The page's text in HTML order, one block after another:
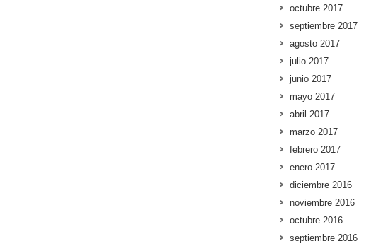
octubre 2017
septiembre 2017
agosto 2017
julio 2017
junio 2017
mayo 2017
abril 2017
marzo 2017
febrero 2017
enero 2017
diciembre 2016
noviembre 2016
octubre 2016
septiembre 2016